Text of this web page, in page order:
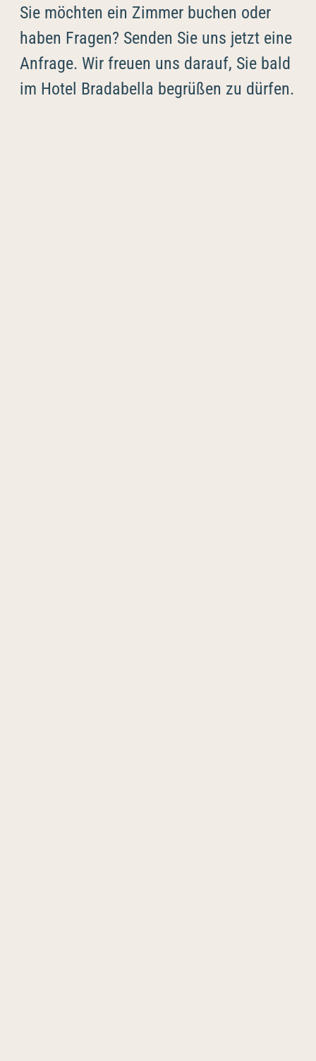
Sie möchten ein Zimmer buchen oder
haben Fragen? Senden Sie uns jetzt eine
Anfrage. Wir freuen uns darauf, Sie bald
im Hotel Bradabella begrüßen zu dürfen.